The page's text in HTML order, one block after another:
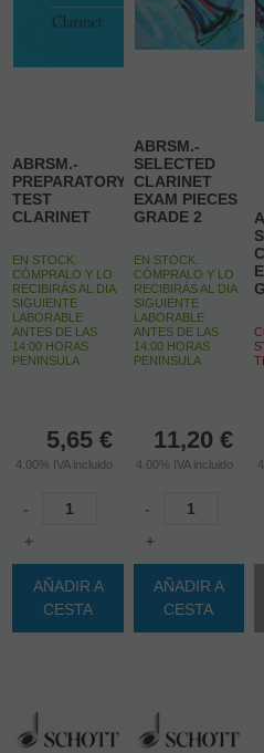
ABRSM.-
PREPARATORY
TEST
CLARINET
EN STOCK.
CÓMPRALO Y LO
RECIBIRÁS AL DIA
SIGUIENTE
LABORABLE
ANTES DE LAS
14:00 HORAS
PENINSULA
5,65 €
4.00% IVA incluido
-
+
AÑADIR A
CESTA
ABRSM.-
SELECTED
CLARINET
EXAM PIECES
GRADE 2
EN STOCK.
CÓMPRALO Y LO
RECIBIRÁS AL DIA
SIGUIENTE
LABORABLE
ANTES DE LAS
14:00 HORAS
PENINSULA
11,20 €
4.00% IVA incluido
-
+
AÑADIR A
CESTA